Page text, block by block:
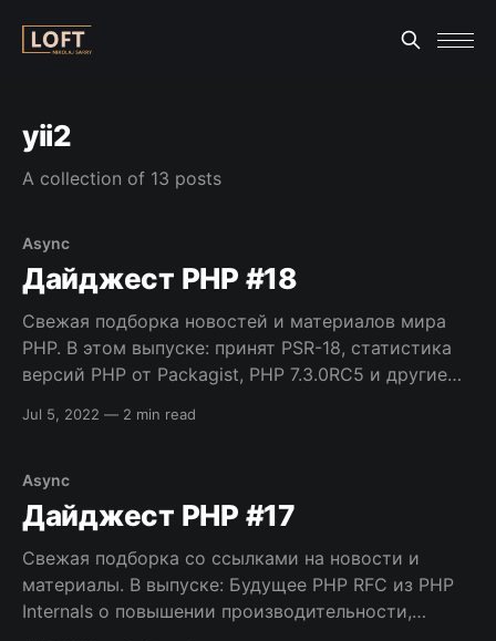
yii2
A collection of 13 posts
Async
Дайджест PHP #18
Свежая подборка новостей и материалов мира
PHP. В этом выпуске: принят PSR-18, статистика
версий PHP от Packagist, PHP 7.3.0RC5 и другие
другое. Приятного чтения! Новости и релизы *
принят! Это позволит писать приложения,
которые не зависят
Jul 5, 2022 — 2 min read
Async
Дайджест PHP #17
Свежая подборка со ссылками на новости и
материалы. В выпуске: Будущее PHP RFC из PHP
Internals о повышении производительности,